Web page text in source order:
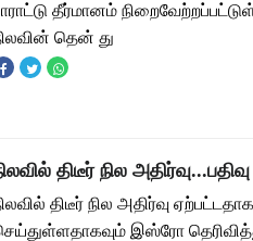
தீர்மானம்
தென் து
திடீர் நில
திடீர் நில அதிர்வு
இஸ்ரோ